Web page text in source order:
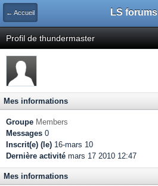
← Accueil LS forums
Profil de thundermaster
Mes informations
Groupe Members
Messages 0
Inscrit(e) (le) 16-mars 10
Dernière activité mars 17 2010 12:47
Mes informations